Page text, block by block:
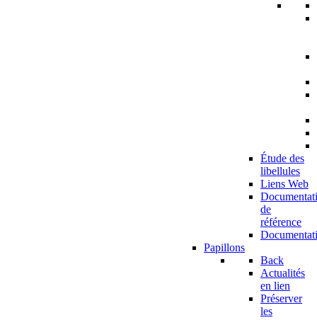
Étude des
libellules
Liens Web
de
référence
Papillons
Back
Actualités
en lien
Préserver
les